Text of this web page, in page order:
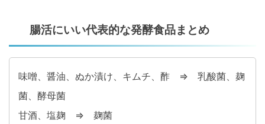
腸活にいい代表的な発酵食品まとめ
味噌、醤油、ぬか漬け、キムチ、酢 ⇒ 乳酸菌、麹
菌、酵母菌
甘酒、塩麹 ⇒ 麹菌